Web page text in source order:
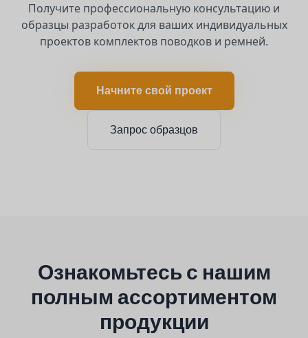
Получите профессиональную консультацию и
образцы разработок для ваших индивидуальных
проектов комплектов поводков и ремней.
Начните свой проект
Запрос образцов
Ознакомьтесь с нашим
полным ассортиментом
продукции